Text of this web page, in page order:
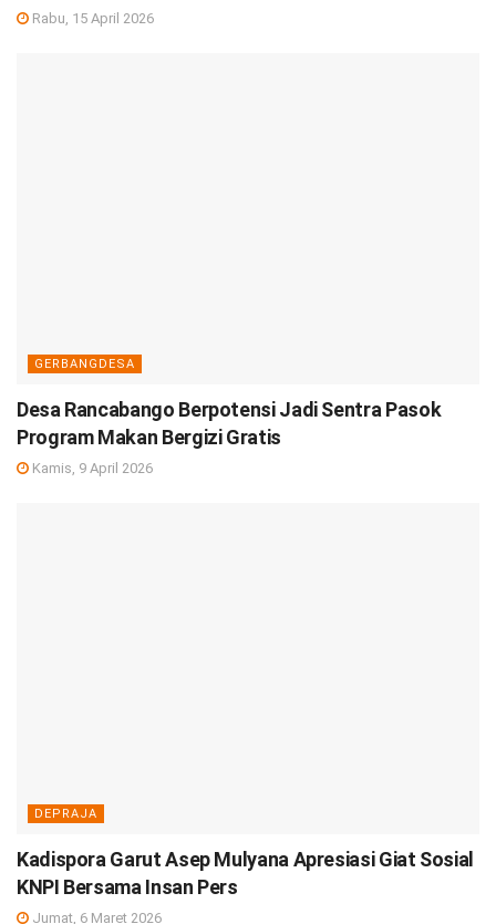
Rabu, 15 April 2026
GERBANGDESA
Desa Rancabango Berpotensi Jadi Sentra Pasok
Program Makan Bergizi Gratis
Kamis, 9 April 2026
DEPRAJA
Kadispora Garut Asep Mulyana Apresiasi Giat Sosial
KNPI Bersama Insan Pers
Jumat, 6 Maret 2026